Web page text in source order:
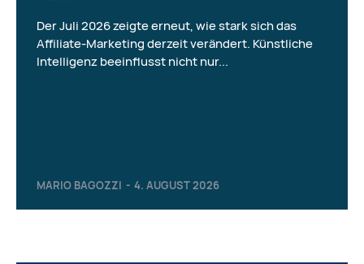
MARIO BAGOZZI - 4. AUGUST 2026
Der Juli 2026 zeigte erneut, wie stark sich das
Affiliate-Marketing derzeit verändert. Künstliche
Intelligenz beeinflusst nicht nur...